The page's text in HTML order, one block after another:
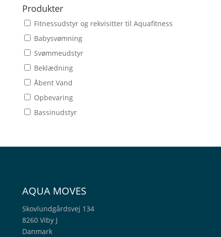
Produkter
Fitnessudstyr og rekvisitter til Aquafitness
Babysvømning
Svømmeudstyr
Beklædning
Åbent Vand
Opbevaring
Bassinudstyr
AQUA MOVES
Skovlundgårdsvej 134
8260 Viby J
Danmark